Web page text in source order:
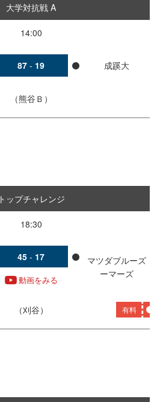
大学対抗戦 A
14:00
87 - 19 成蹊大
熊谷Ｂ
トップチャレンジ
18:30
45 - 17
動画をみる
マツダブルーズ
ーマーズ
刈谷 有料